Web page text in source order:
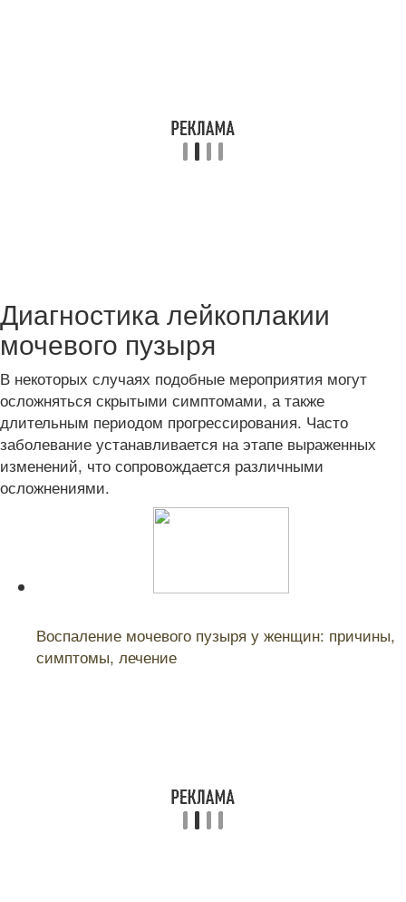
Диагностика лейкоплакии
мочевого пузыря
В некоторых случаях подобные мероприятия могут
осложняться скрытыми симптомами, а также
длительным периодом прогрессирования. Часто
заболевание устанавливается на этапе выраженных
изменений, что сопровождается различными
осложнениями.
Воспаление мочевого пузыря у женщин: причины,
симптомы, лечение